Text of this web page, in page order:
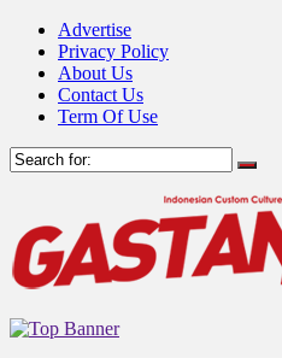
Advertise
Privacy Policy
About Us
Contact Us
Term Of Use